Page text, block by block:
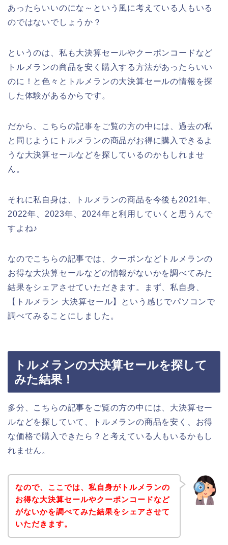
あったらいいのにな～という風に考えている人もいる
のではないでしょうか？
というのは、私も大決算セールやクーポンコードなど
トルメランの商品を安く購入する方法があったらいい
のに！と色々とトルメランの大決算セールの情報を探
した体験があるからです。
だから、こちらの記事をご覧の方の中には、過去の私
と同じようにトルメランの商品がお得に購入できるよ
うな大決算セールなどを探しているのかもしれませ
ん。
それに私自身は、トルメランの商品を今後も2021年、
2022年、2023年、2024年と利用していくと思うんで
すよね♪
なのでこちらの記事では、クーポンなどトルメランの
お得な大決算セールなどの情報がないかを調べてみた
結果をシェアさせていただきます。まず、私自身、
【トルメラン 大決算セール】という感じでパソコンで
調べてみることにしました。
トルメランの大決算セールを探して
みた結果！
多分、こちらの記事をご覧の方の中には、大決算セー
ルなどを探していて、トルメランの商品を安く、お得
な価格で購入できたら？と考えている人もいるかもし
れません。
なので、ここでは、私自身がトルメランの
お得な大決算セールやクーポンコードなど
がないかを調べてみた結果をシェアさせて
いただきます。